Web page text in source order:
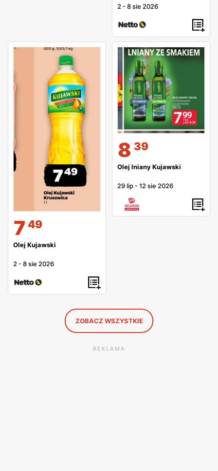
2 -8 sie 2026
7 49
Olej Kujawski
2 -8 sie 2026
8 39
Olej lniany Kujawski
29 lip -12 sie 2026
ZOBACZ WSZYSTKIE
REKLAMA